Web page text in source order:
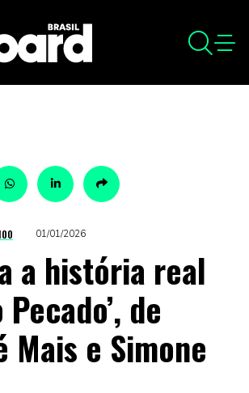
01/01/2026
a história real
Pecado’, de
Mais e Simone